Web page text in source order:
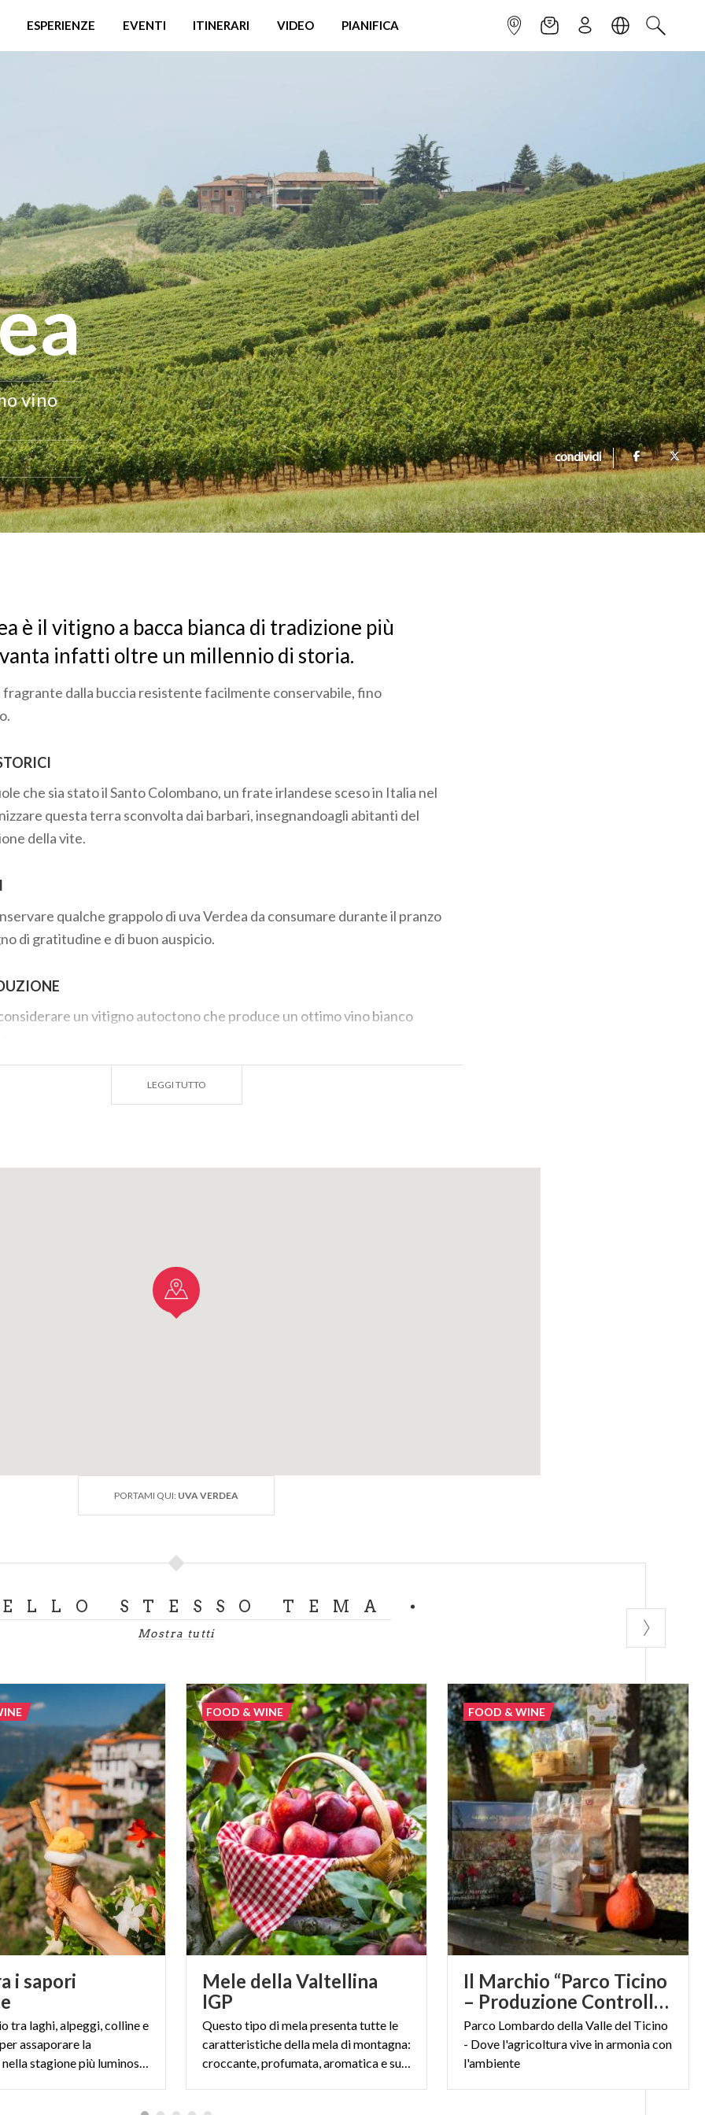
ESPERIENZE EVENTI ITINERARI VIDEO PIANIFICA INFOPOINTNEWSLETTER
ISCRIVITILINGUACERCA
vino
condividi
è il vitigno a bacca bianca di tradizione più
infatti oltre un millennio di storia.
fragrante dalla buccia resistente facilmente conservabile, fino
che sia stato il Santo Colombano, un frate irlandese sceso in Italia nel
questa terra sconvolta dai barbari, insegnandoagli abitanti del
della vite.
qualche grappolo di uva Verdea da consumare durante il pranzo
di gratitudine e di buon auspicio.
un vitigno autoctono che produce un ottimo vino bianco
DI RIFERIMENTOLEGGI TUTTO
PORTAMI QUI: UVA VERDEA
STESSO TEMA
Mostra tutti
i sapori
tra laghi, alpeggi, colline e
assaporare la
Lombardia nella stagione più luminosa dell’anno
Mele della Valtellina
IGP
Questo tipo di mela presenta tutte le
caratteristiche della mela di montagna:
croccante, profumata, aromatica e succosa
FOOD & WINE
Il Marchio “Parco Ticino
– Produzione Controllata”
Parco Lombardo della Valle del Ticino
- Dove l'agricoltura vive in armonia con
l'ambiente
FOOD & WINE